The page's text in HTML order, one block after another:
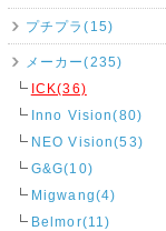
プチプラ(15)
メーカー(235)
ICK(36)
Inno Vision(80)
NEO Vision(53)
G&G(10)
Migwang(4)
Belmor(11)